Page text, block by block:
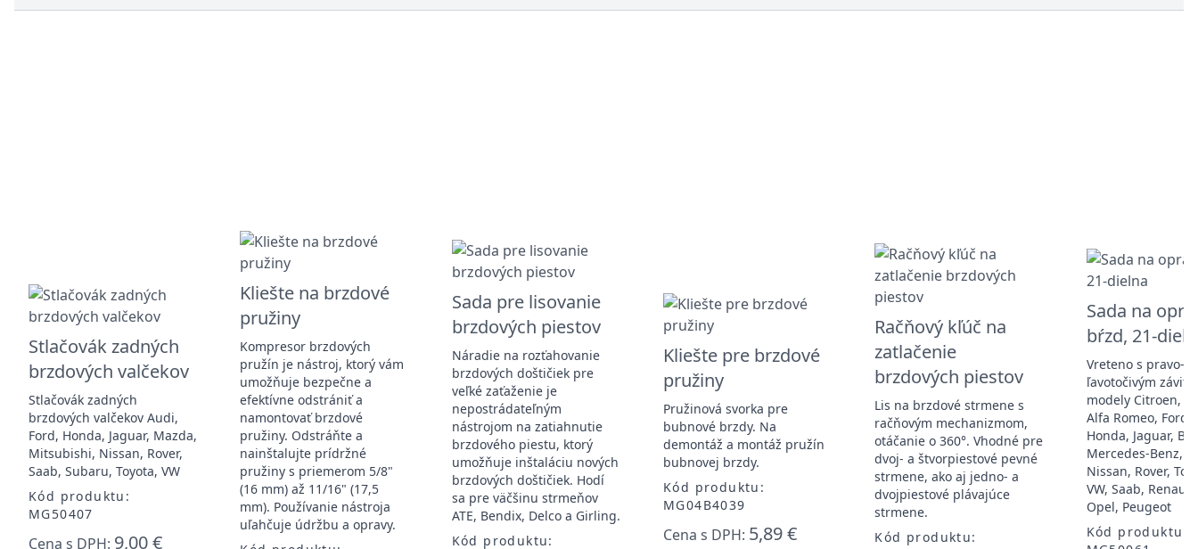
Stlačovák zadných
brzdových valčekov
Stlačovák zadných
brzdových valčekov Audi,
Ford, Honda, Jaguar, Mazda,
Mitsubishi, Nissan, Rover,
Saab, Subaru, Toyota, VW
Kód produktu:
MG50407
Cena s DPH: 9,00 €
Kliešte na brzdové
pružiny
Kompresor brzdových
pružín je nástroj, ktorý vám
umožňuje bezpečne a
efektívne odstrániť a
namontovať brzdové
pružiny. Odstráňte a
nainštalujte prídržné
pružiny s priemerom 5/8"
(16 mm) až 11/16" (17,5
mm). Používanie nástroja
uľahčuje údržbu a opravy.
Sada pre lisovanie
brzdových piestov
Náradie na rozťahovanie
brzdových doštičiek pre
veľké zaťaženie je
nepostrádateľným
nástrojom na zatiahnutie
brzdového piestu, ktorý
umožňuje inštaláciu nových
brzdových doštičiek. Hodí
sa pre väčšinu strmeňov
ATE, Bendix, Delco a Girling.
Kód produktu:
Kliešte pre brzdové
pružiny
Pružinová svorka pre
bubnové brzdy. Na
demontáž a montáž pružín
bubnovej brzdy.
Kód produktu:
MG04B4039
Cena s DPH: 5,89 €
Račňový kľúč na
zatlačenie
brzdových piestov
Lis na brzdové strmene s
račňovým mechanizmom,
otáčanie o 360°. Vhodné pre
dvoj- a štvorpiestové pevné
strmene, ako aj jedno- a
dvojpiestové plávajúce
strmene.
Kód produktu:
Sada na
bŕzd, 21-
Vreteno s pravo-,
ľavotočivým
modely Citroen,
Alfa Romeo, Ford,
Honda, Jaguar,
Mercedes-Benz,
Nissan, Rover,
VW, Saab,
Opel, Peugeot
Kód produktu: